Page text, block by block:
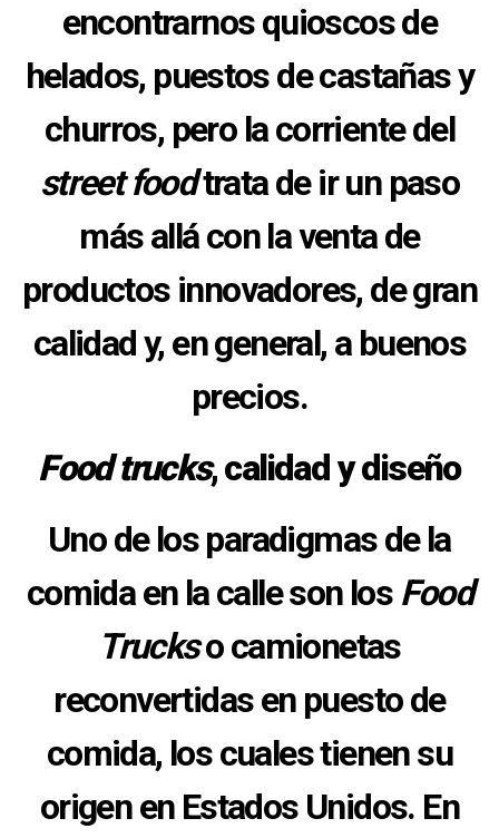
encontrarnos quioscos de
helados, puestos de castañas y
churros, pero la corriente del
street foodtrata de ir un paso
más allá con la venta de
productos innovadores, de gran
calidad y, en general, a buenos
precios.
Food trucks, calidad y diseño
Uno de los paradigmas de la
comida en la calle son los Food
Truckso camionetas
reconvertidas en puesto de
comida, los cuales tienen su
origen en Estados Unidos. En